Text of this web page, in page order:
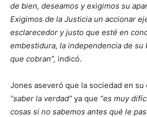
de bien, deseamos y exigimos su
Exigimos de la Justicia un accionar
esclarecedor y justo que esté en
embestidura, la independencia de su
que cobran”, indicó.
Jones aseveró que la sociedad en
“saber la verdad” ya que “es muy
cosas si no sabemos antes qué le